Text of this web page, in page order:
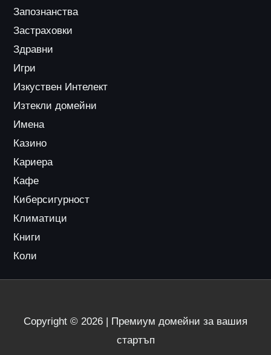
Запознанства
Застраховки
Здравни
Игри
Изкуствен Интелект
Изтекли домейни
Имена
Казино
Кариера
Кафе
Киберсигурност
Климатици
Книги
Коли
Copyright © 2026 | Премиум домейни за вашия
стартъп